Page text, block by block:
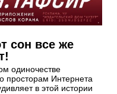
сон все же
одиночестве
просторам Интернета
в этой истории